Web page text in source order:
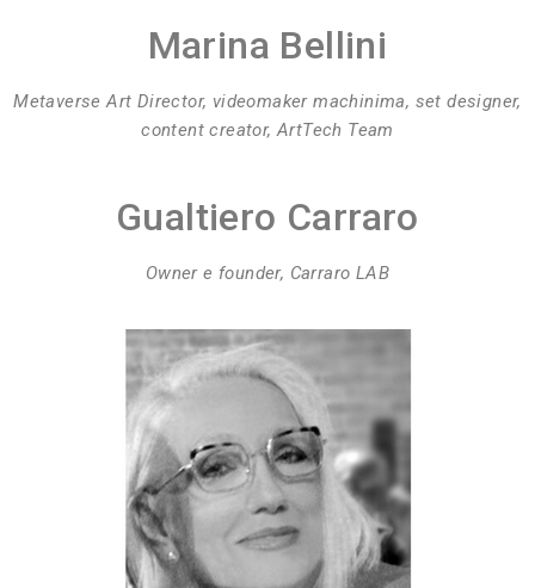
Marina Bellini
Metaverse Art Director, videomaker machinima, set designer,
content creator, ArtTech Team
Gualtiero Carraro
Owner e founder, Carraro LAB